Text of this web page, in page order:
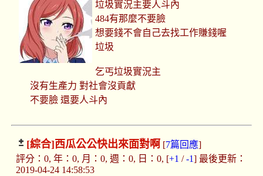
垃圾實況主要人斗內
484有那麼不要臉
想要錢不會自己去找工作賺錢喔
垃圾
乞丐垃圾實況主
沒有生產力 對社會沒貢獻
不要臉 還要人斗內
[綜合]西瓜公公快出來面對啊 [7篇回應]
評分：0, 年：0, 月：0, 週：0, 日：0, [+1 /-1] 最後更新：
2019-04-24 14:58:53